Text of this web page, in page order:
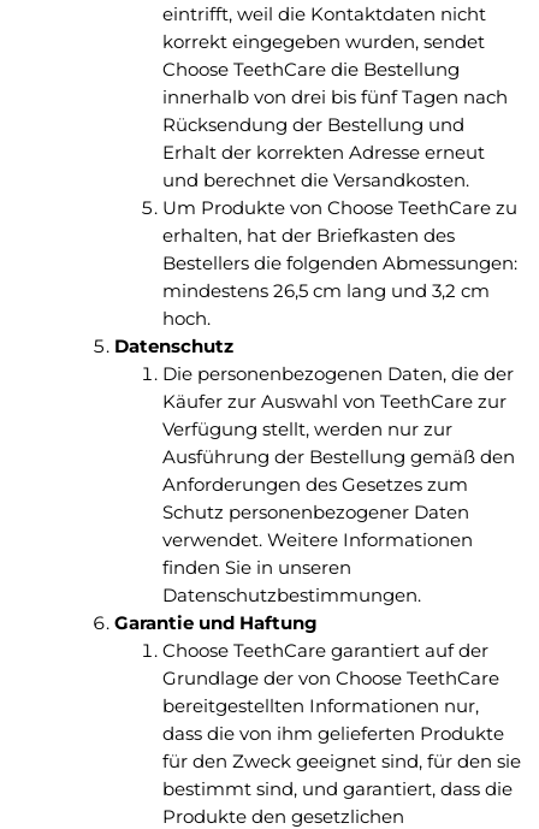
eintrifft, weil die Kontaktdaten nicht
korrekt eingegeben wurden, sendet
Choose TeethCare die Bestellung
innerhalb von drei bis fünf Tagen nach
Rücksendung der Bestellung und
Erhalt der korrekten Adresse erneut
und berechnet die Versandkosten.
Um Produkte von Choose TeethCare zu
erhalten, hat der Briefkasten des
Bestellers die folgenden Abmessungen:
mindestens 26,5 cm lang und 3,2 cm
hoch.
Datenschutz
Die personenbezogenen Daten, die der
Käufer zur Auswahl von TeethCare zur
Verfügung stellt, werden nur zur
Ausführung der Bestellung gemäß den
Anforderungen des Gesetzes zum
Schutz personenbezogener Daten
verwendet. Weitere Informationen
finden Sie in unseren
Datenschutzbestimmungen.
Garantie und Haftung
Choose TeethCare garantiert auf der
Grundlage der von Choose TeethCare
bereitgestellten Informationen nur,
dass die von ihm gelieferten Produkte
für den Zweck geeignet sind, für den sie
bestimmt sind, und garantiert, dass die
Produkte den gesetzlichen